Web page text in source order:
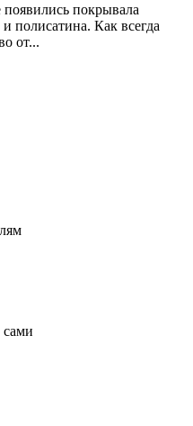
покрывала
полисатина. Как всегда
от...